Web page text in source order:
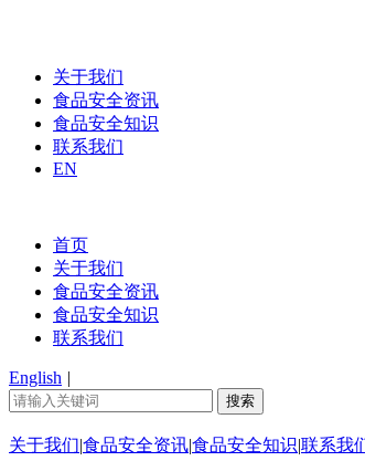
关于我们
食品安全资讯
食品安全知识
联系我们
EN
首页
关于我们
食品安全资讯
食品安全知识
联系我们
English |
关于我们|食品安全资讯|食品安全知识|联系我